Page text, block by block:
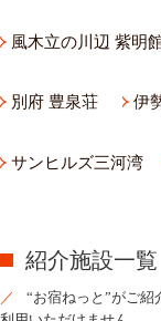
風木立の川辺 紫明
別府 豊泉荘 伊
サンヒルズ三河湾
紹介施設一覧
“お宿ねっと”がご